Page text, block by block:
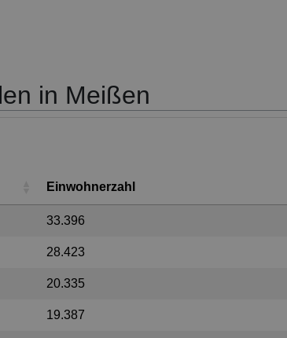
in Meißen
Einwohnerzahl
33.396
28.423
20.335
19.387